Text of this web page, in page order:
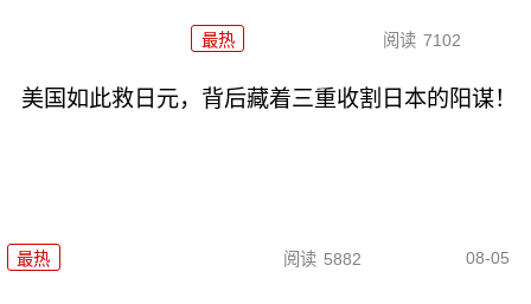
最热 阅读 7102
美国如此救日元，背后藏着三重收割日本的阳谋！
最热 阅读 5882 08-05